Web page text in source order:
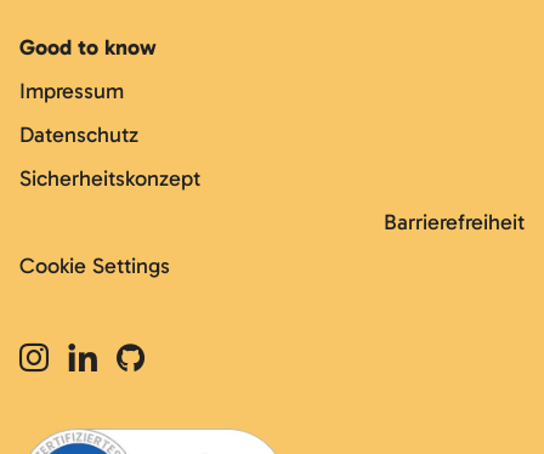
Good to know
Impressum
Datenschutz
Sicherheitskonzept
Barrierefreiheit
Cookie Settings